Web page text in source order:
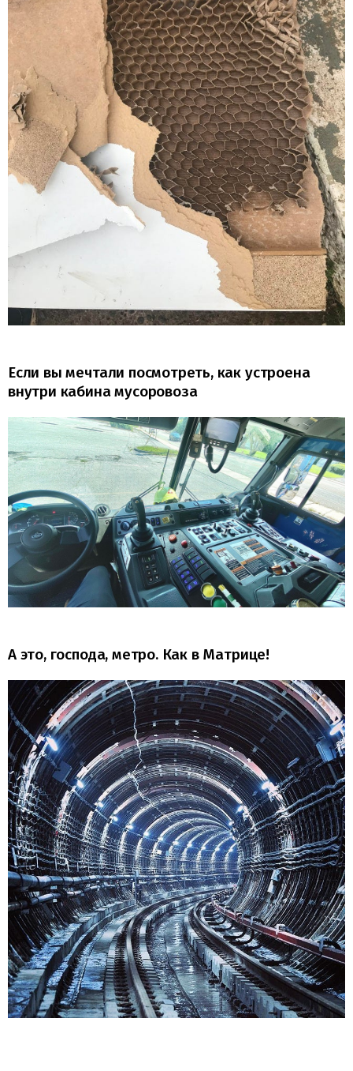
Если вы мечтали посмотреть, как устроена
внутри кабина мусоровоза
А это, господа, метро. Как в Матрице!